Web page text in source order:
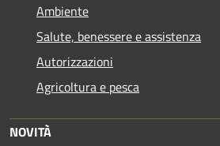
Ambiente
Salute, benessere e assistenza
Autorizzazioni
Agricoltura e pesca
NOVITÀ